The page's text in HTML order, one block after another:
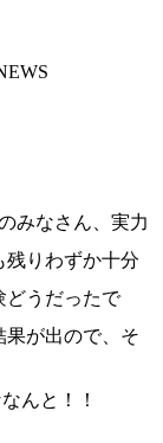
みなさん、実力
残りわずか十分
どうだったで
果が出ので、そ
んと！！